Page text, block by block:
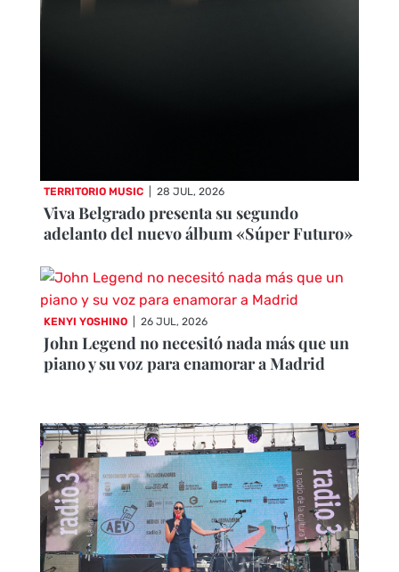
TERRITORIO MUSIC 28 JUL, 2026
Viva Belgrado presenta su segundo
adelanto del nuevo álbum «Súper Futuro»
KENYI YOSHINO 26 JUL, 2026
John Legend no necesitó nada más que un
piano y su voz para enamorar a Madrid